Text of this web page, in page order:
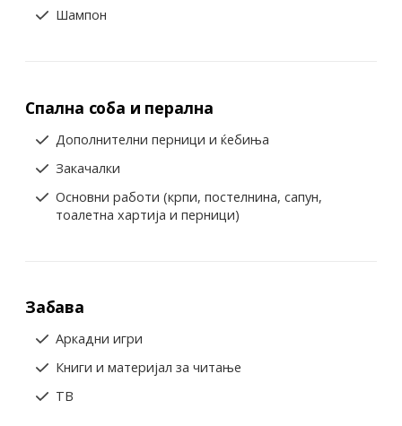
Шампон
Спална соба и перална
Дополнителни перници и ќебиња
Закачалки
Основни работи (крпи, постелнина, сапун,
тоалетна хартија и перници)
Забава
Аркадни игри
Книги и материјал за читање
ТВ